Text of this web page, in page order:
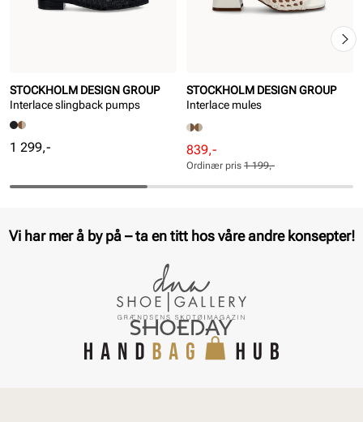
STOCKHOLM DESIGN GROUP
Interlace slingback pumps
Pris
1 299,-
STOCKHOLM DESIGN GROUP
Interlace mules
Rabattert
pris
Pris
839,-
Ordinær
pris
Pris
Ordinær pris 1 199,-
Vi har mer å by på – ta en titt hos våre andre konsepter!